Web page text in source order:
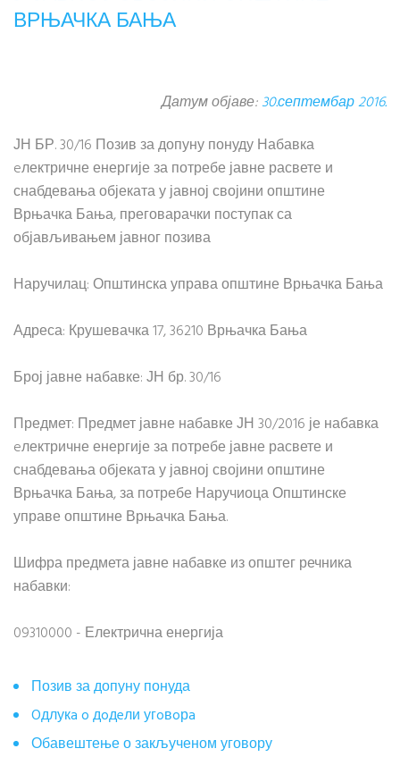
ВРЊАЧКА БАЊА
Датум објаве:30.септембар 2016.
ЈН БР. 30/16 Позив за допуну понуду Набавка
eлектричне енергије за потребе јавне расвете и
снабдевања објеката у јавној својини општине
Врњачка Бања, преговарачки поступак са
објављивањем јавног позива
Наручилац: Општинска управа општине Врњачка Бања
Адреса: Крушевачка 17, 36210 Врњачка Бања
Број јавне набавке: ЈН бр. 30/16
Предмет: Предмет јавне набавке ЈН 30/2016 је набавка
eлектричне енергије за потребе јавне расвете и
снабдевања објеката у јавној својини општине
Врњачка Бања, за потребе Наручиоца Општинске
управе општине Врњачка Бања.
Шифра предмета јавне набавке из општег речника
набавки:
09310000 - Електрична енергија
Позив за допуну понуда
Oдлукa o дoдeли угoвoрa
Обавештење о закљученом уговору